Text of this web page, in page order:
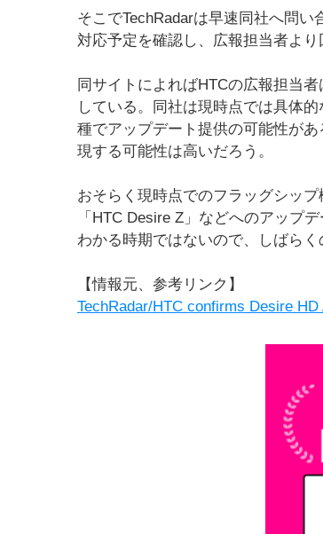
そこでTechRadarは早速同社へ問
対応予定を確認し、広報担当者より
同サイトによればHTCの広報担当
している。同社は現時点では具体
種でアップデート提供の可能性が
現する可能性は高いだろう。
おそらく現時点でのフラッグシッ
「HTC Desire Z」などへのアップ
わかる時期ではないので、しばら
【情報元、参考リンク】
TechRadar/HTC confirms Desire HD